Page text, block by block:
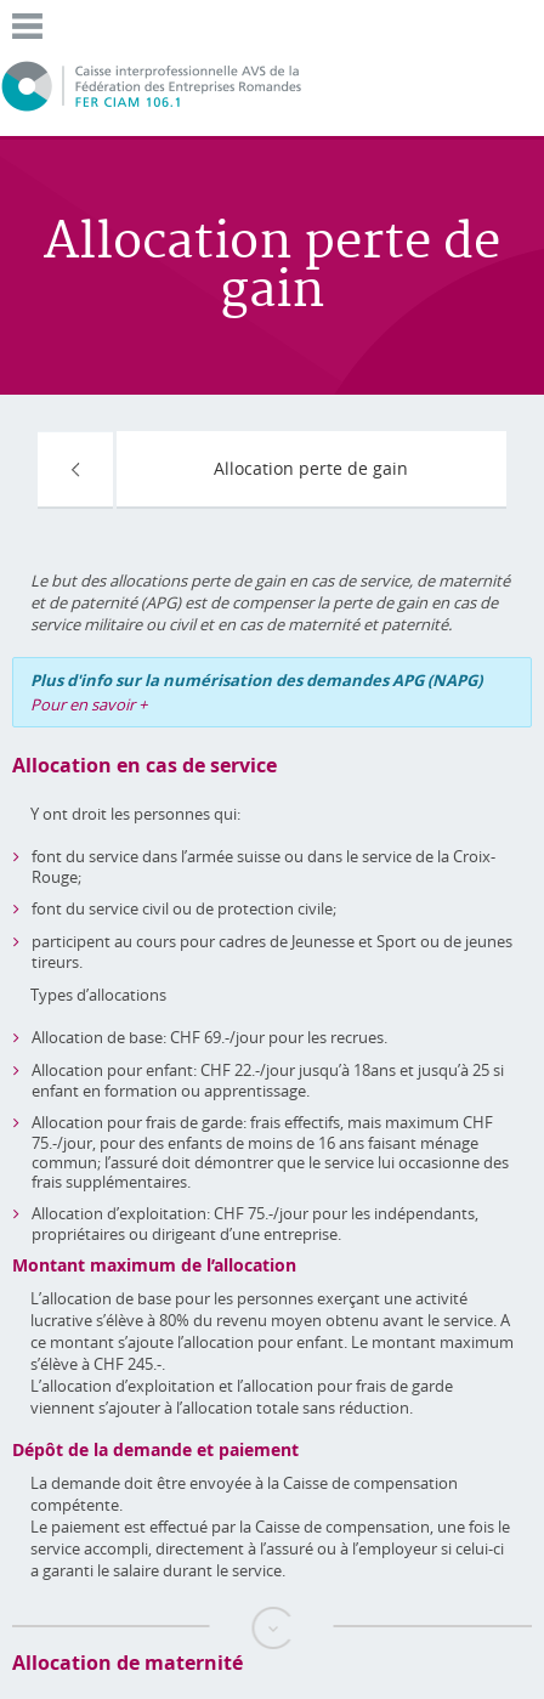
Allocation perte de
gain
Allocation perte de gain
Le but des allocations perte de gain en cas de service, de maternité
et de paternité (APG) est de compenser la perte de gain en cas de
service militaire ou civil et en cas de maternité et paternité.
Plus d'info sur la numérisation des demandes APG (NAPG)
Pour en savoir +
Allocation en cas de service
Y ont droit les personnes qui:
font du service dans l’armée suisse ou dans le service de la Croix-
Rouge;
font du service civil ou de protection civile;
participent au cours pour cadres de Jeunesse et Sport ou de jeunes
tireurs.
Types d’allocations
Allocation de base: CHF 69.-/jour pour les recrues.
Allocation pour enfant: CHF 22.-/jour jusqu’à 18ans et jusqu’à 25 si
enfant en formation ou apprentissage.
Allocation pour frais de garde: frais effectifs, mais maximum CHF
75.-/jour, pour des enfants de moins de 16 ans faisant ménage
commun; l’assuré doit démontrer que le service lui occasionne des
frais supplémentaires.
Allocation d’exploitation: CHF 75.-/jour pour les indépendants,
propriétaires ou dirigeant d’une entreprise.
Montant maximum de l’allocation
L’allocation de base pour les personnes exerçant une activité
lucrative s’élève à 80% du revenu moyen obtenu avant le service. A
ce montant s’ajoute l’allocation pour enfant. Le montant maximum
s’élève à CHF 245.-.
L’allocation d’exploitation et l’allocation pour frais de garde
viennent s’ajouter à l’allocation totale sans réduction.
Dépôt de la demande et paiement
La demande doit être envoyée à la Caisse de compensation
compétente.
Le paiement est effectué par la Caisse de compensation, une fois le
service accompli, directement à l’assuré ou à l’employeur si celui-ci
a garanti le salaire durant le service.
Allocation de maternité